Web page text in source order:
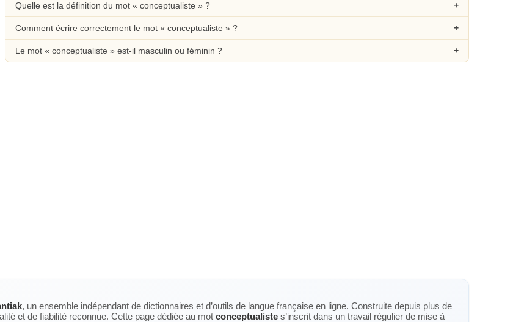
Quelle est la définition du mot « conceptualiste » ?
Comment écrire correctement le mot « conceptualiste » ?
Le mot « conceptualiste » est-il masculin ou féminin ?
, un ensemble indépendant de dictionnaires et d’outils de langue française en ligne. Construite depuis plus de
et de fiabilité reconnue. Cette page dédiée au mot conceptualiste s’inscrit dans un travail régulier de mise à